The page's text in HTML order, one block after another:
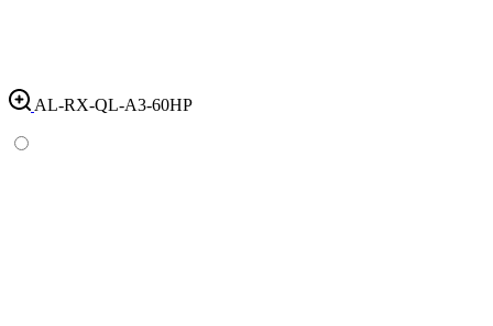
AL-RX-QL-A3-60HP